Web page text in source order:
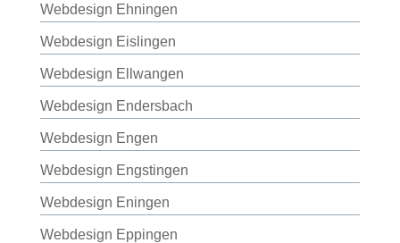
Webdesign Ehningen
Webdesign Eislingen
Webdesign Ellwangen
Webdesign Endersbach
Webdesign Engen
Webdesign Engstingen
Webdesign Eningen
Webdesign Eppingen